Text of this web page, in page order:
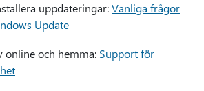
uppdateringar:Vanliga frågor
Update
online och hemma: Support för